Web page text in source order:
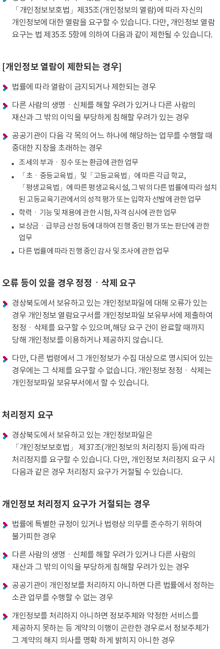
「개인정보보호법」제35조(개인정보의 열람)에 따라 자신의
개인정보에 대한 열람을 요구할 수 있습니다. 다만, 개인정보 열람
요구는 법 제35조 5항에 의하여 다음과 같이 제한될 수 있습니다.
[개인정보 열람이 제한되는 경우]
법률에 따라 열람이 금지되거나 제한되는 경우
다른 사람의 생명ㆍ신체를 해할 우려가 있거나 다른 사람의
재산과 그 밖의 이익을 부당하게 침해할 우려가 있는 경우
공공기관이 다음 각 목의 어느 하나에 해당하는 업무를 수행할 때
중대한 지장을 초래하는 경우
조세의 부과ㆍ징수 또는 환급에 관한 업무
「초ㆍ중등교육법」및「고등교육법」에 따른 각급 학교,
「평생교육법」에 따른 평생교육시설, 그 밖의 다른 법률에 따라 설치
된 고등교육기관에서의 성적 평가 또는 입학자 선발에 관한 업무
학력ㆍ기능 및 채용에 관한 시험, 자격 심사에 관한 업무
보상금ㆍ급부금 산정 등에 대하여 진행 중인 평가 또는 판단에 관한
업무
다른 법률에 따라 진행 중인 감사 및 조사에 관한 업무
오류 등이 있을 경우 정정ㆍ삭제 요구
경상북도에서 보유하고 있는 개인정보파일에 대해 오류가 있는
경우 개인정보 열람요구서를 개인정보파일 보유부서에 제출하여
정정ㆍ삭제를 요구할 수 있으며,해당 요구 건이 완료할 때까지
당해 개인정보를 이용하거나 제공하지 않습니다.
다만, 다른 법령에서 그 개인정보가 수집 대상으로 명시되어 있는
경우에는 그 삭제를 요구할 수 없습니다. 개인정보 정정ㆍ삭제는
개인정보파일 보유부서에서 할 수 있습니다.
처리정지 요구
경상북도에서 보유하고 있는 개인정보파일은
「개인정보보호법」 제37조(개인정보의 처리정지 등)에 따라
처리정지를 요구할 수 있습니다. 다만, 개인정보 처리정지 요구 시
다음과 같은 경우 처리정지 요구가 거절될 수 있습니다.
개인정보 처리정지 요구가 거절되는 경우
법률에 특별한 규정이 있거나 법령상 의무를 준수하기 위하여
불가피한 경우
다른 사람의 생명ㆍ신체를 해할 우려가 있거나 다른 사람의
재산과 그 밖의 이익을 부당하게 침해할 우려가 있는 경우
공공기관이 개인정보를 처리하지 아니하면 다른 법률에서 정하는
소관 업무를 수행할 수 없는 경우
개인정보를 처리하지 아니하면 정보주체와 약정한 서비스를
제공하지 못하는 등 계약의 이행이 곤란한 경우로서 정보주체가
그 계약의 해지 의사를 명확 하게 밝히지 아니한 경우